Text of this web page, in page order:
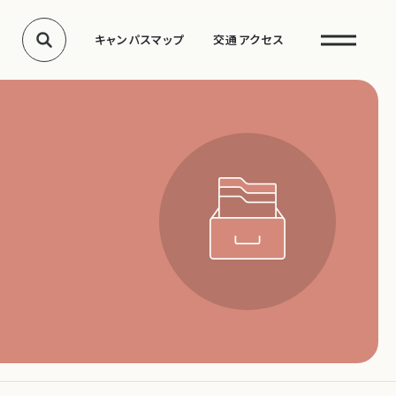
キャンパスマップ 交通アクセス